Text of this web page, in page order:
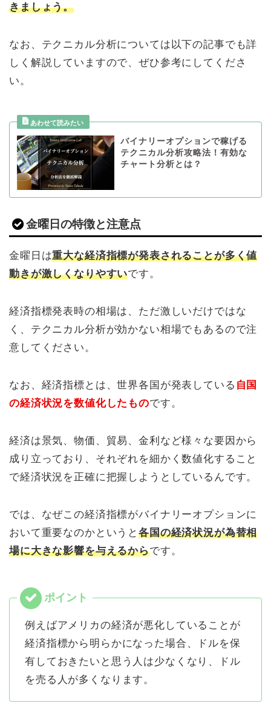
きましょう。
なお、テクニカル分析については以下の記事でも詳
しく解説していますので、ぜひ参考にしてくださ
い。
バイナリーオプションで稼げる
テクニカル分析攻略法！有効な
チャート分析とは？
金曜日の特徴と注意点
金曜日は重大な経済指標が発表されることが多く値
動きが激しくなりやすいです。
経済指標発表時の相場は、ただ激しいだけではな
く、テクニカル分析が効かない相場でもあるので注
意してください。
なお、経済指標とは、世界各国が発表している 自国
の経済状況を数値化したものです。
経済は景気、物価、貿易、金利など様々な要因から
成り立っており、それぞれを細かく数値化すること
で経済状況を正確に把握しようとしているんです。
では、なぜこの経済指標がバイナリーオプションに
おいて重要なのかというと各国の経済状況が為替相
場に大きな影響を与えるからです。
例えばアメリカの経済が悪化していることが
経済指標から明らかになった場合、ドルを保
有しておきたいと思う人は少なくなり、ドル
を売る人が多くなります。